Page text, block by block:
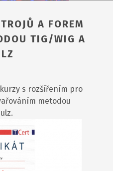
A FOREM
TIG/WIG A
s rozšířením pro
metodou